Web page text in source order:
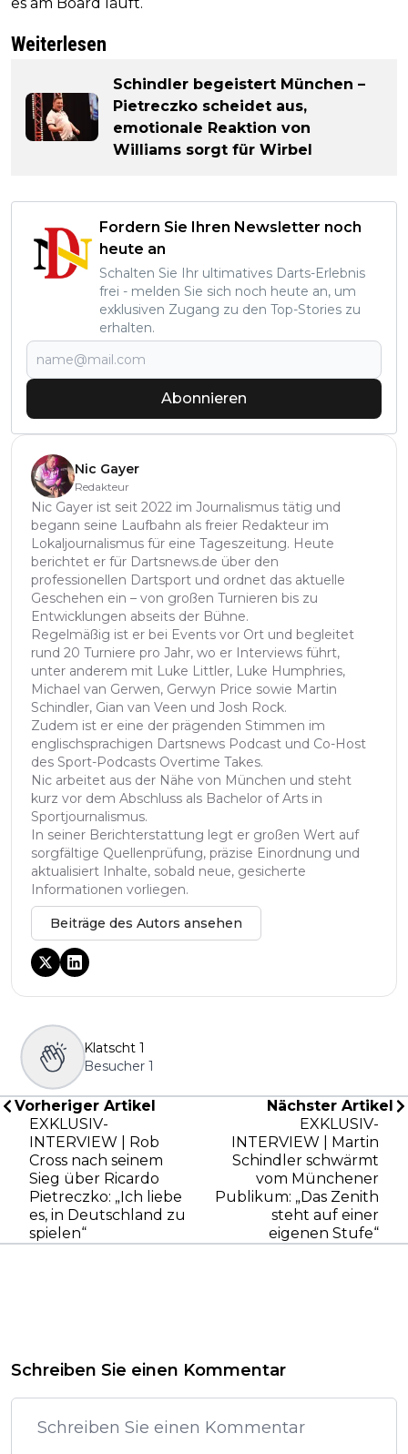
Weiterlesen
Schindler begeistert München –
Pietreczko scheidet aus,
emotionale Reaktion von
Williams sorgt für Wirbel
Fordern Sie Ihren Newsletter noch
heute an
Schalten Sie Ihr ultimatives Darts-Erlebnis
frei - melden Sie sich noch heute an, um
exklusiven Zugang zu den Top-Stories zu
erhalten.
Abonnieren
Nic Gayer
Redakteur
Nic Gayer ist seit 2022 im Journalismus tätig und
begann seine Laufbahn als freier Redakteur im
Lokaljournalismus für eine Tageszeitung. Heute
berichtet er für Dartsnews.de über den
professionellen Dartsport und ordnet das aktuelle
Geschehen ein – von großen Turnieren bis zu
Entwicklungen abseits der Bühne.
Regelmäßig ist er bei Events vor Ort und begleitet
rund 20 Turniere pro Jahr, wo er Interviews führt,
unter anderem mit Luke Littler, Luke Humphries,
Michael van Gerwen, Gerwyn Price sowie Martin
Schindler, Gian van Veen und Josh Rock.
Zudem ist er eine der prägenden Stimmen im
englischsprachigen Dartsnews Podcast und Co-Host
des Sport-Podcasts Overtime Takes.
Nic arbeitet aus der Nähe von München und steht
kurz vor dem Abschluss als Bachelor of Arts in
Sportjournalismus.
In seiner Berichterstattung legt er großen Wert auf
sorgfältige Quellenprüfung, präzise Einordnung und
aktualisiert Inhalte, sobald neue, gesicherte
Informationen vorliegen.
Beiträge des Autors ansehen
Klatscht 1
Besucher 1
Vorheriger Artikel
EXKLUSIV-
INTERVIEW | Rob
Cross nach seinem
Sieg über Ricardo
Pietreczko: „Ich liebe
es, in Deutschland zu
spielen“
Nächster Artikel
EXKLUSIV-
INTERVIEW | Martin
Schindler schwärmt
vom Münchener
Publikum: „Das Zenith
steht auf einer
eigenen Stufe“
Schreiben Sie einen Kommentar